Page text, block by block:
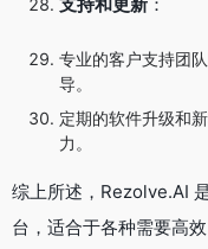
专业的客户支持团
导。
定期的软件升级和
力。
综上所述，Rezolve.AI
台，适合于各种需要高